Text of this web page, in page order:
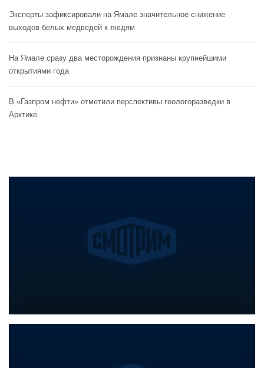
Эксперты зафиксировали на Ямале значительное снижение
выходов белых медведей к людям
На Ямале сразу два месторождения признаны крупнейшими
открытиями года
В «Газпром нефти» отметили перспективы геологоразведки в
Арктике